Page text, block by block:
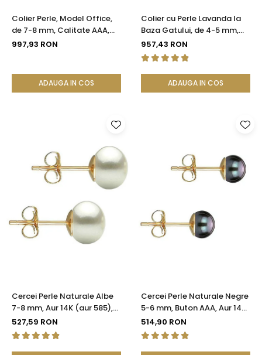
Colier Perle, Model Office,
de 7-8 mm, Calitate AAA,
Aur 14K | KASKADDA®
997,93 RON
ADAUGA IN COS
Colier cu Perle Lavanda la
Baza Gatului, de 4-5 mm,
Perle Rare, Calitate AAA+,
Aur 14K | KASKADDA®
957,43 RON
ADAUGA IN COS
Cercei Perle Naturale Albe
7-8 mm, Aur 14K (aur 585),
Calitatea AAA | KASKADDA®
527,59 RON
Cercei Perle Naturale Negre
5-6 mm, Buton AAA, Aur 14K
(aur 585), Tip Șurub |
KASKADDA®
514,90 RON